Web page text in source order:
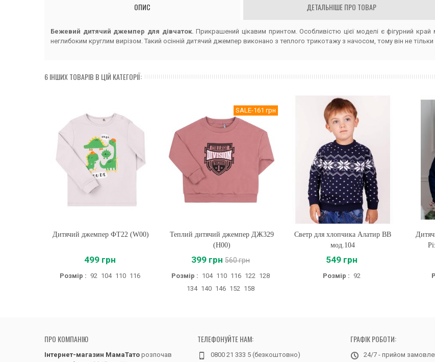
ОПИС ДЕТАЛЬНІШЕ ПРО ТОВАР
Бежевий дитячий джемпер для дівчаток. Прикрашений цікавим принтом. Особливістю цієї моделі є фігурний
неглибоким круглим вирізом. Такий осінній дитячий джемпер виконано з теплого трикотажу з начосом, тому він не
6 ІНШИХ ТОВАРІВ В ЦІЙ КАТЕГОРІЇ:
Купити
Дитячий джемпер ФТ22 (W00)
499 грн
Розмір : 92 104 110 116
SALE-161 грн
Купити
Теплий дитячий джемпер ДЖ329
(H00)
399 грн 560 грн
Розмір : 104 110 116 122 128
134 140 146 152 158
Купити
Светр для хлопчика Алатир BB
мод.104
549 грн
Розмір : 92
ПРО КОМПАНІЮ
Інтернет-магазин МамаТато розпочав
ТЕЛЕФОНУЙТЕ НАМ:
0800 21 333 5 (безкоштовно)
ГРАФІК РОБОТИ:
24/7 - прийом